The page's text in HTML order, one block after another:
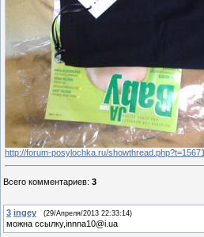
http://forum-posylochka.ru/showthread.php?t=15671
Всего комментариев: 3
3 ingey (29/Апреля/2013 22:33:14)
можна ссылку,innna10@i.ua